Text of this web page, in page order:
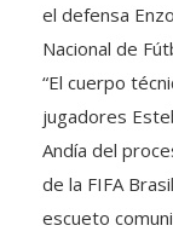
el defensa
Nacional de
“El cuerpo
jugadores
Andía del
de la FIFA
escueto